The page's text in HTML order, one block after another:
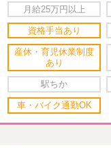
月給25万円以上
資格手当あり
産休・育児休業制度
あり
駅ちか
車・バイク通勤OK